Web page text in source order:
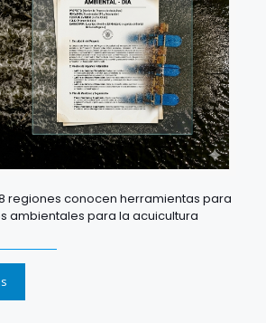
regiones conocen herramientas para
ambientales para la acuicultura